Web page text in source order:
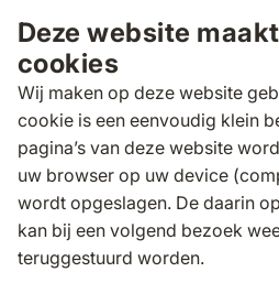
Deze website
cookies
Wij maken op deze website
cookie is een eenvoudig klein
pagina’s van deze website
uw browser op uw device
wordt opgeslagen. De daarin
kan bij een volgend bezoek
teruggestuurd worden.
Zoeken
Tuinsets
Santika Mind/
5-delig